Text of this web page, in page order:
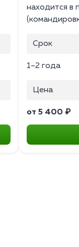
находится в
Срок
1–2 года
Цена
от 5 400 ₽